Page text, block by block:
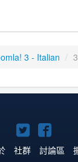
3 - Italian /
Twitter
上
上 上
社群 討論區